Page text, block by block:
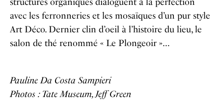
avec les ferronneries et les mosaïques d’un pur style
Art Déco. Dernier clin d’oeil à l’histoire du lieu, le
salon de thé renommé « Le Plongeoir »…
Pauline Da Costa Sampieri
Photos : Tate Museum, Jeff Green